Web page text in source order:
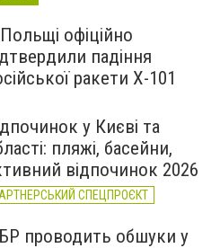
офіційно
падіння
ракети Х-101
у Києві та
пляжі, басейни,
відпочинок 2026
СПЕЦПРОЄКТ
проводить обшуки у